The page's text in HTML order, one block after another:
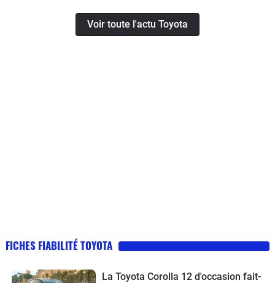
Voir toute l'actu Toyota
FICHES FIABILITÉ TOYOTA
La Toyota Corolla 12 d'occasion fait-